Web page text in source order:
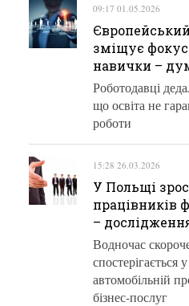
09:17 01.05.2026
зміщує
навички –
Роботодавці
що освіта не
роботи
15:28 26.03.2026
У Польщі
працівників
–
Водночас
спостерігається
автомобільній
бізнес-послуг